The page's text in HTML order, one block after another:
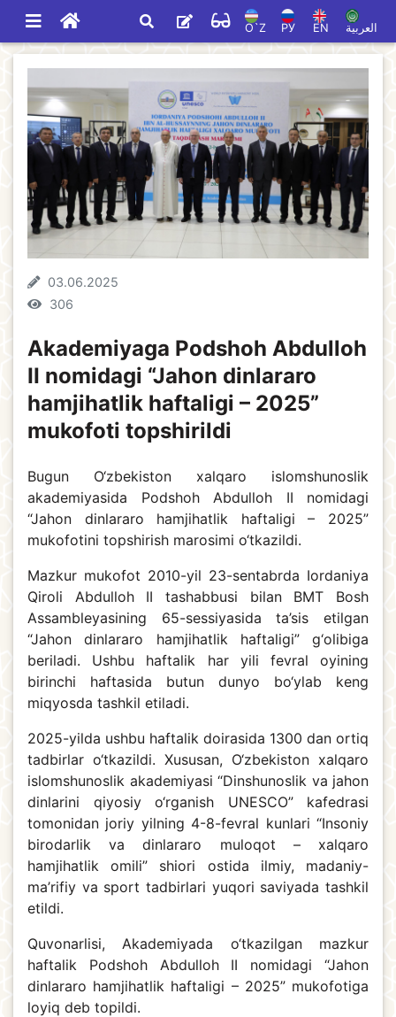
O`Z РУ EN العربية
03.06.2025
306
Akademiyaga Podshoh Abdulloh
II nomidagi “Jahon dinlararo
hamjihatlik haftaligi – 2025”
mukofoti topshirildi
Bugun O‘zbekiston xalqaro islomshunoslik
akademiyasida Podshoh Abdulloh II nomidagi
“Jahon dinlararo hamjihatlik haftaligi – 2025”
mukofotini topshirish marosimi o‘tkazildi.
Mazkur mukofot 2010-yil 23-sentabrda Iordaniya
Qiroli Abdulloh II tashabbusi bilan BMT Bosh
Assambleyasining 65-sessiyasida ta’sis etilgan
“Jahon dinlararo hamjihatlik haftaligi” g‘olibiga
beriladi. Ushbu haftalik har yili fevral oyining
birinchi haftasida butun dunyo bo‘ylab keng
miqyosda tashkil etiladi.
2025-yilda ushbu haftalik doirasida 1300 dan ortiq
tadbirlar o‘tkazildi. Xususan, O‘zbekiston xalqaro
islomshunoslik akademiyasi “Dinshunoslik va jahon
dinlarini qiyosiy o‘rganish UNESCO” kafedrasi
tomonidan joriy yilning 4-8-fevral kunlari “Insoniy
birodarlik va dinlararo muloqot – xalqaro
hamjihatlik omili” shiori ostida ilmiy, madaniy-
ma’rifiy va sport tadbirlari yuqori saviyada tashkil
etildi.
Quvonarlisi, Akademiyada o‘tkazilgan mazkur
haftalik Podshoh Abdulloh II nomidagi “Jahon
dinlararo hamjihatlik haftaligi – 2025” mukofotiga
loyiq deb topildi.